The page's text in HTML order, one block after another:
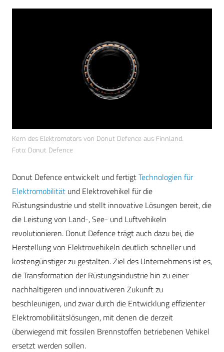
Kern des Elektromotors von Donut Defence aus Finnland.
Foto: Donut Defence
Donut Defenceentwickelt und fertigtTechnologien für
Elektromobilität und Elektrovehikel für die
Rüstungsindustrie und stellt innovative Lösungen bereit, die
die Leistung von Land-, See- und Luftvehikeln
revolutionieren. Donut Defence trägt auch dazu bei, die
Herstellung von Elektrovehikeln deutlich schneller und
kostengünstiger zu gestalten. Ziel des Unternehmens ist es,
die Transformation der Rüstungsindustrie hin zu einer
nachhaltigeren und innovativeren Zukunft zu
beschleunigen, und zwar durch die Entwicklung effizienter
Elektromobilitätslösungen, mit denen die derzeit
überwiegend mit fossilen Brennstoffen betriebenen Vehikel
ersetzt werden sollen.